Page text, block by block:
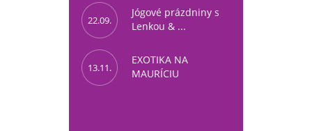
22.09.
Jógové prázdniny s
Lenkou & ...
13.11.
EXOTIKA NA
MAURÍCIU